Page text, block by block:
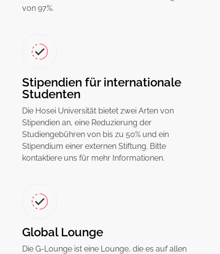
von 97%.
Stipendien für internationale
Studenten
Die Hosei Universität bietet zwei Arten von
Stipendien an, eine Reduzierung der
Studiengebühren von bis zu 50% und ein
Stipendium einer externen Stiftung. Bitte
kontaktiere uns für mehr Informationen.
Global Lounge
Die G-Lounge ist eine Lounge, die es auf allen